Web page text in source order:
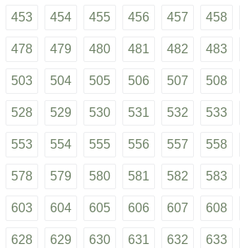
453 454 455 456 457 458
478 479 480 481 482 483
503 504 505 506 507 508
528 529 530 531 532 533
553 554 555 556 557 558
578 579 580 581 582 583
603 604 605 606 607 608
628 629 630 631 632 633